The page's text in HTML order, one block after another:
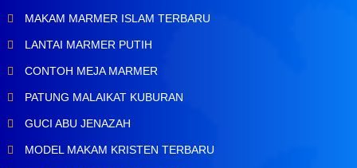
MAKAM MARMER ISLAM TERBARU
LANTAI MARMER PUTIH
CONTOH MEJA MARMER
PATUNG MALAIKAT KUBURAN
GUCI ABU JENAZAH
MODEL MAKAM KRISTEN TERBARU